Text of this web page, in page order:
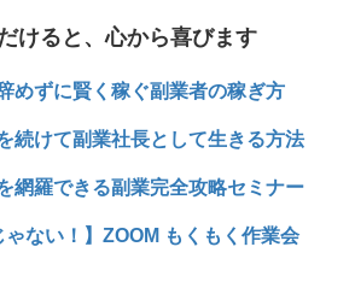
けると、心から喜びます
めずに賢く稼ぐ副業者の稼ぎ方
続けて副業社長として生きる方法
網羅できる副業完全攻略セミナー
ゃない！】ZOOM もくもく作業会